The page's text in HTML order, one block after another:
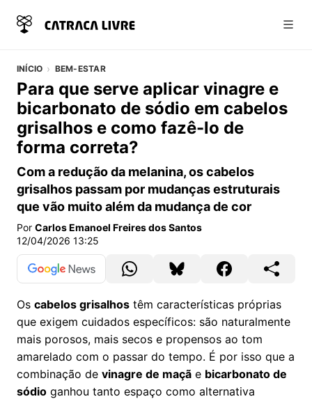
INÍCIO BEM-ESTAR
Para que serve aplicar vinagre e
bicarbonato de sódio em cabelos
grisalhos e como fazê-lo de
forma correta?
Com a redução da melanina, os cabelos
grisalhos passam por mudanças estruturais
que vão muito além da mudança de cor
Por Carlos Emanoel Freires dos Santos
12/04/2026 13:25
Os cabelos grisalhos têm características próprias
que exigem cuidados específicos: são naturalmente
mais porosos, mais secos e propensos ao tom
amarelado com o passar do tempo. É por isso que a
combinação de vinagre de maçã e bicarbonato de
sódio ganhou tanto espaço como alternativa